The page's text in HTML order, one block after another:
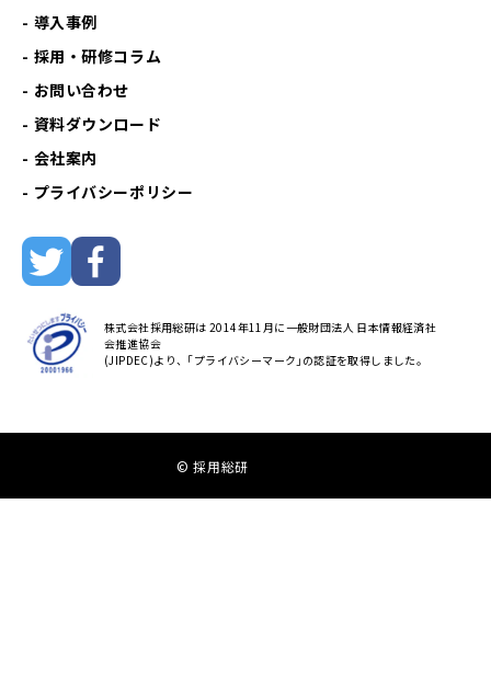
導入事例
採用・研修コラム
お問い合わせ
資料ダウンロード
会社案内
プライバシーポリシー
株式会社採用総研は 2014年11月に一般財団法人 日本情報経済社
会推進協会
(JIPDEC)より、｢プライバシーマーク｣の認証を取得しました。
© 採用総研